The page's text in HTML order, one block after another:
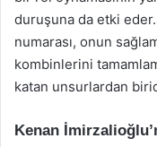
duruşuna da etki eder.
numarası, onun
kombinlerini
katan unsurlardan
Kenan